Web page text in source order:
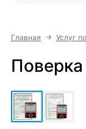
Главная → Услуг